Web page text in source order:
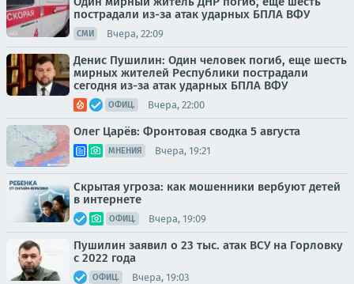
пострадали из-за атак ударных БПЛА ВФУ
СМИ Вчера, 22:09
Денис Пушилин: Один человек погиб, еще шесть
мирных жителей Республики пострадали
сегодня из-за атак ударных БПЛА ВФУ
ОФИЦ. Вчера, 22:00
Олег Царёв: Фронтовая сводка 5 августа
МНЕНИЯ Вчера, 19:21
Скрытая угроза: как мошенники вербуют детей
в интернете
ОФИЦ. Вчера, 19:09
Пушилин заявил о 23 тыс. атак ВСУ на Горловку
с 2022 года
ОФИЦ. Вчера, 19:03